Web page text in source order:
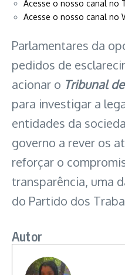
Acesse o nosso canal no
Acesse o nosso canal no
Parlamentares da
pedidos de
acionar o Tribunal
para investigar a
entidades da
governo a rever os
reforçar o
transparência, uma
do Partido dos
Autor